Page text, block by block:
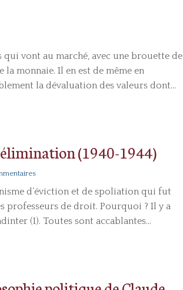
vont au marché‚ avec une brouette de
monnaie. Il en est de même en
la dévaluation des valeurs dont...
(1940-1944)
d’éviction et de spoliation qui fut
professeurs de droit. Pourquoi ? Il y a
(1). Toutes sont accablantes...